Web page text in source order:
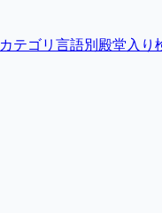
カテゴリ 言語別殿堂入り